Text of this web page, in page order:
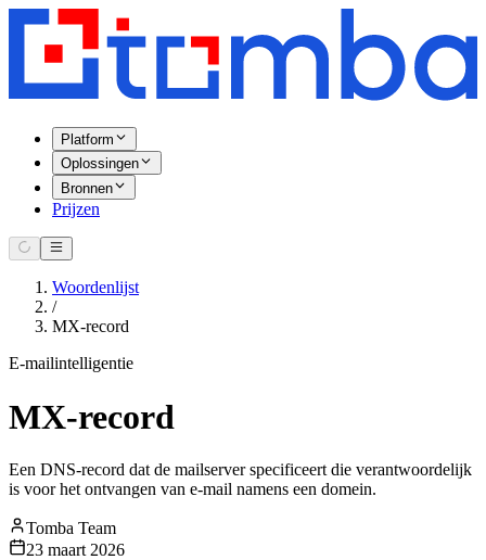
Platform
Oplossingen
Bronnen
Prijzen
Woordenlijst
/
MX-record
E-mailintelligentie
MX-record
Een DNS-record dat de mailserver specificeert die verantwoordelijk
is voor het ontvangen van e-mail namens een domein.
Tomba Team
23 maart 2026